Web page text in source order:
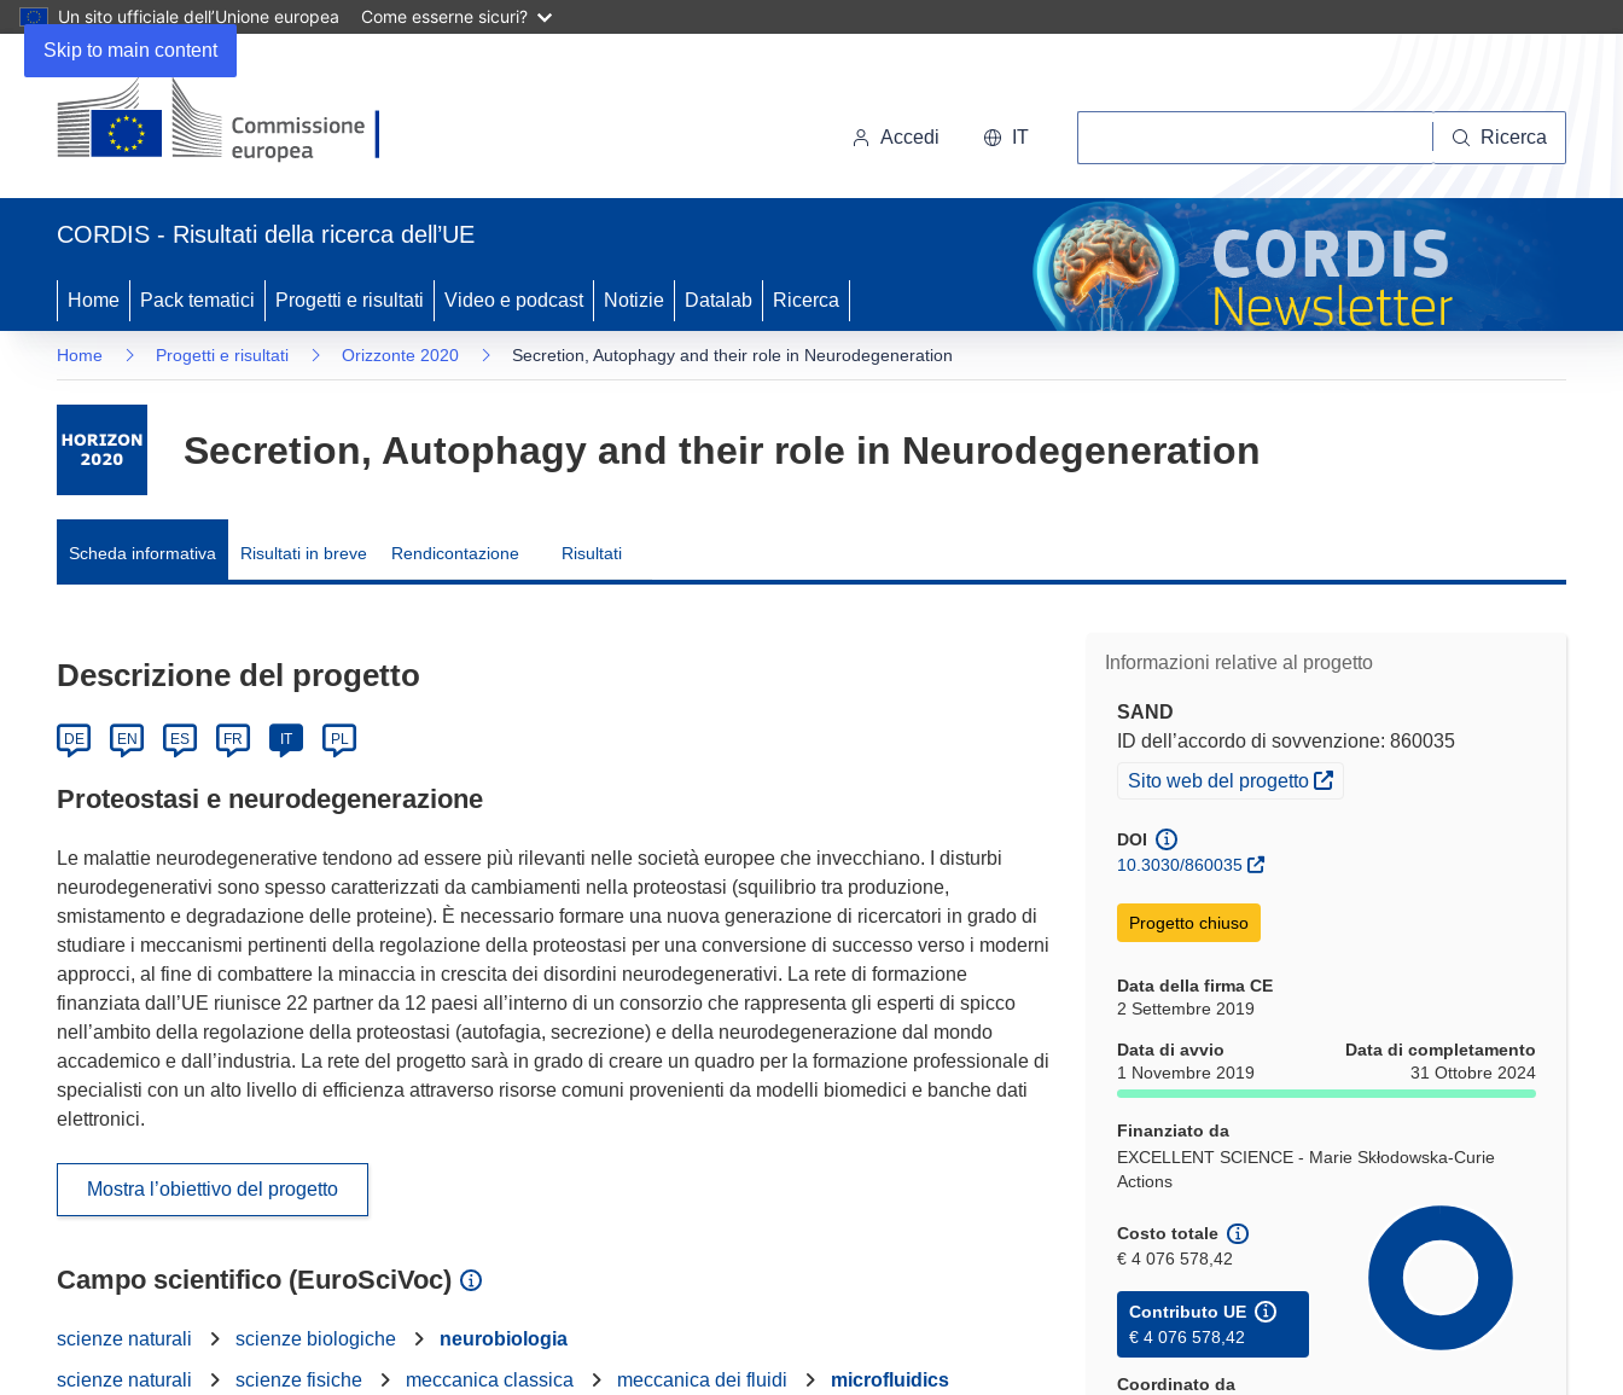
Skip to main content
Un sito ufficiale dell’Unione europea Come esserne sicuri?
Accedi IT Ricerca
CORDIS - Risultati della ricerca dell’UE
Home Pack tematici Progetti e risultati Video e podcast Notizie Datalab Ricerca
Home Progetti e risultati Orizzonte 2020 Secretion, Autophagy and their role in Neurodegeneration
Secretion, Autophagy and their role in Neurodegeneration
Scheda informativa Risultati in breve Rendicontazione Risultati
Informazioni relative al progetto
SAND
ID dell’accordo di sovvenzione: 860035
(si apre in una nuova finestra)
Sito web del progetto
DOI
10.3030/860035
Progetto chiuso
Data della firma CE
2 Settembre 2019
Data di avvio
1 Novembre 2019
Data di completamento
31 Ottobre 2024
Finanziato da
EXCELLENT SCIENCE - Marie Skłodowska-Curie
Actions
Costo totale
€ 4 076 578,42
Contributo UE
€ 4 076 578,42
Coordinato da
Descrizione del progetto
DE EN ES FR IT PL
Proteostasi e neurodegenerazione
Le malattie neurodegenerative tendono ad essere più rilevanti nelle società europee che invecchiano. I disturbi
neurodegenerativi sono spesso caratterizzati da cambiamenti nella proteostasi (squilibrio tra produzione,
smistamento e degradazione delle proteine). È necessario formare una nuova generazione di ricercatori in grado di
studiare i meccanismi pertinenti della regolazione della proteostasi per una conversione di successo verso i moderni
approcci, al fine di combattere la minaccia in crescita dei disordini neurodegenerativi. La rete di formazione
finanziata dall’UE riunisce 22 partner da 12 paesi all’interno di un consorzio che rappresenta gli esperti di spicco
nell’ambito della regolazione della proteostasi (autofagia, secrezione) e della neurodegenerazione dal mondo
accademico e dall’industria. La rete del progetto sarà in grado di creare un quadro per la formazione professionale di
specialisti con un alto livello di efficienza attraverso risorse comuni provenienti da modelli biomedici e banche dati
elettronici.
Mostra l’obiettivo del progetto
Campo scientifico (EuroSciVoc)
scienze naturali scienze biologiche
neurobiologia
scienze naturali
scienze fisiche meccanica classica meccanica dei fluidi
microfluidics